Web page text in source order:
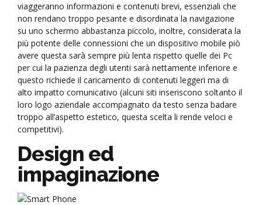
viaggeranno informazioni e contenuti brevi, essenziali che
non rendano troppo pesante e disordinata la navigazione
su uno schermo abbastanza piccolo, inoltre, considerata la
più potente delle connessioni che un dispositivo mobile piò
avere questa sarà sempre più lenta rispetto quelle dei Pc
per cui la pazienza degli utenti sarà nettamente inferiore e
questo richiede il caricamento di contenuti leggeri ma di
alto impatto comunicativo (alcuni siti inseriscono soltanto il
loro logo aziendale accompagnato da testo senza badare
troppo all’aspetto estetico, questa scelta li rende veloci e
competitivi).
Design ed
impaginazione